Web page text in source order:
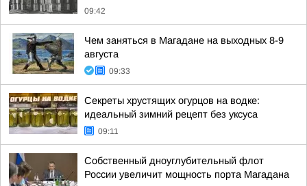
09:42
Чем заняться в Магадане на выходных 8-9
августа
09:33
Секреты хрустящих огурцов на водке:
идеальный зимний рецепт без уксуса
09:11
Собственный дноуглубительный флот
России увеличит мощность порта Магадана